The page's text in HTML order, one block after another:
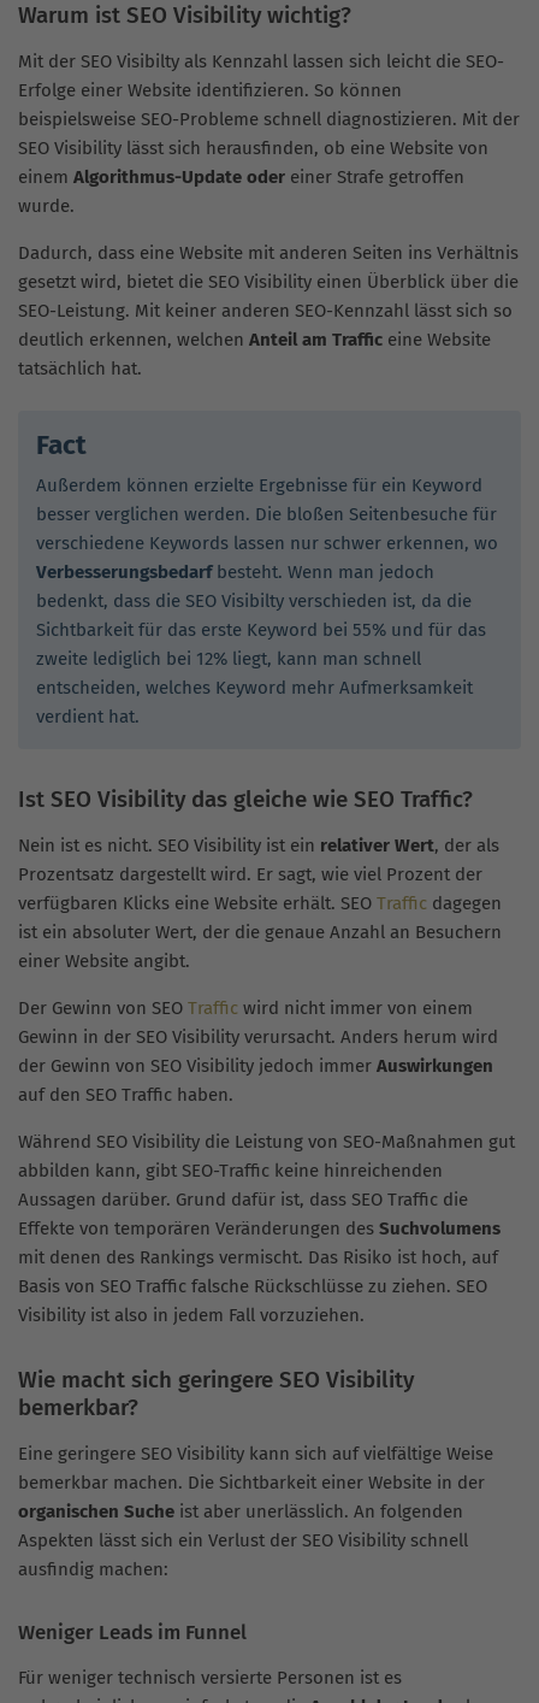
Warum ist SEO Visibility wichtig?
Mit der SEO Visibilty als Kennzahl lassen sich leicht die SEO-
Erfolge einer Website identifizieren. So können
beispielsweise SEO-Probleme schnell diagnostizieren. Mit der
SEO Visibility lässt sich herausfinden, ob eine Website von
einem Algorithmus-Update oder einer Strafe getroffen
wurde.
Dadurch, dass eine Website mit anderen Seiten ins Verhältnis
gesetzt wird, bietet die SEO Visibility einen Überblick über die
SEO-Leistung. Mit keiner anderen SEO-Kennzahl lässt sich so
deutlich erkennen, welchen Anteil am Traffic eine Website
tatsächlich hat.
Fact
Außerdem können erzielte Ergebnisse für ein Keyword
besser verglichen werden. Die bloßen Seitenbesuche für
verschiedene Keywords lassen nur schwer erkennen, wo
Verbesserungsbedarf besteht. Wenn man jedoch
bedenkt, dass die SEO Visibilty verschieden ist, da die
Sichtbarkeit für das erste Keyword bei 55% und für das
zweite lediglich bei 12% liegt, kann man schnell
entscheiden, welches Keyword mehr Aufmerksamkeit
verdient hat.
Ist SEO Visibility das gleiche wie SEO Traffic?
Nein ist es nicht. SEO Visibility ist ein relativer Wert, der als
Prozentsatz dargestellt wird. Er sagt, wie viel Prozent der
verfügbaren Klicks eine Website erhält. SEO Traffic dagegen
ist ein absoluter Wert, der die genaue Anzahl an Besuchern
einer Website angibt.
Der Gewinn von SEO Traffic wird nicht immer von einem
Gewinn in der SEO Visibility verursacht. Anders herum wird
der Gewinn von SEO Visibility jedoch immer Auswirkungen
auf den SEO Traffic haben.
Während SEO Visibility die Leistung von SEO-Maßnahmen gut
abbilden kann, gibt SEO-Traffic keine hinreichenden
Aussagen darüber. Grund dafür ist, dass SEO Traffic die
Effekte von temporären Veränderungen des Suchvolumens
mit denen des Rankings vermischt. Das Risiko ist hoch, auf
Basis von SEO Traffic falsche Rückschlüsse zu ziehen. SEO
Visibility ist also in jedem Fall vorzuziehen.
Wie macht sich geringere SEO Visibility
bemerkbar?
Eine geringere SEO Visibility kann sich auf vielfältige Weise
bemerkbar machen. Die Sichtbarkeit einer Website in der
organischen Suche ist aber unerlässlich. An folgenden
Aspekten lässt sich ein Verlust der SEO Visibility schnell
ausfindig machen:
Weniger Leads im Funnel
Für weniger technisch versierte Personen ist es